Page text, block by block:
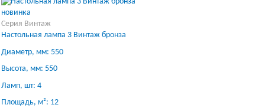
новинка
Серия Винтаж
Настольная лампа 3 Винтаж бронза
Диаметр, мм: 550
Высота, мм: 550
Ламп, шт: 4
Площадь, м²: 12